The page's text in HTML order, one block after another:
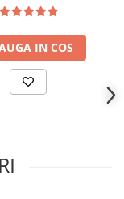
IN COS